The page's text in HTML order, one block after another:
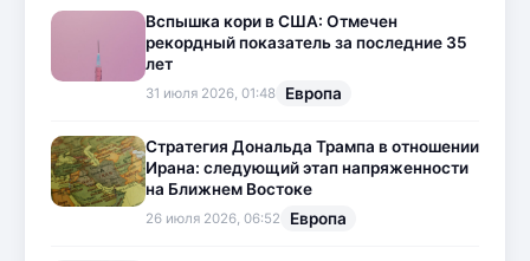
Вспышка кори в США: Отмечен
рекордный показатель за последние 35
лет
31 июля 2026, 01:48 Европа
Стратегия Дональда Трампа в отношении
Ирана: следующий этап напряженности
на Ближнем Востоке
26 июля 2026, 06:52 Европа